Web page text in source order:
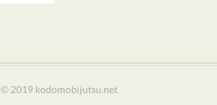
© 2019 kodomobijutsu.net